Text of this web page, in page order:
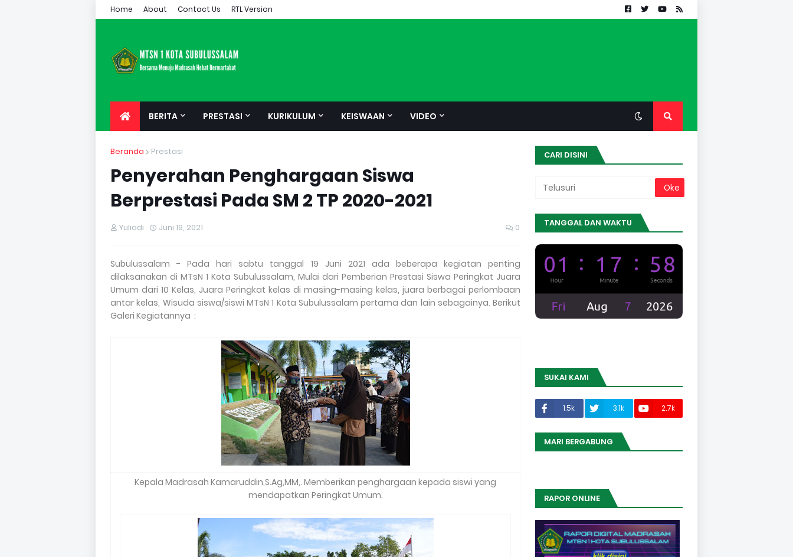
Home About Contact Us RTL Version
BERITA PRESTASI KURIKULUM KEISWAAN VIDEO
Beranda Prestasi
Penyerahan Penghargaan Siswa
Berprestasi Pada SM 2 TP 2020-2021
Yuliadi Juni 19, 2021 0
Subulussalam - Pada hari sabtu tanggal 19 Juni 2021 ada beberapa kegiatan penting
dilaksanakan di MTsN 1 Kota Subulussalam, Mulai dari Pemberian Prestasi Siswa Peringkat Juara
Umum dari 10 Kelas, Juara Peringkat kelas di masing-masing kelas, juara berbagai perlombaan
antar kelas, Wisuda siswa/siswi MTsN 1 Kota Subulussalam pertama dan lain sebagainya. Berikut
Galeri Kegiatannya :
Kepala Madrasah Kamaruddin,S.Ag,MM,. Memberikan penghargaan kepada siswi yang
mendapatkan Peringkat Umum.
CARI DISINI
TANGGAL DAN WAKTU
SUKAI KAMI
1.5k 3.1k 2.7k
MARI BERGABUNG
RAPOR ONLINE